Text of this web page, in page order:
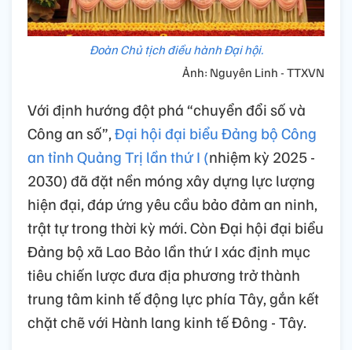
Đoàn Chủ tịch điều hành Đại hội.
Ảnh: Nguyên Linh - TTXVN
Với định hướng đột phá “chuyển đổi số và
Công an số”,Đại hội đại biểu Đảng bộ Công
an tỉnh Quảng Trị lần thứ I (nhiệm kỳ 2025 -
2030) đã đặt nền móng xây dựng lực lượng
hiện đại, đáp ứng yêu cầu bảo đảm an ninh,
trật tự trong thời kỳ mới. Còn Đại hội đại biểu
Đảng bộ xã Lao Bảo lần thứ I xác định mục
tiêu chiến lược đưa địa phương trở thành
trung tâm kinh tế động lực phía Tây, gắn kết
chặt chẽ với Hành lang kinh tế Đông - Tây.